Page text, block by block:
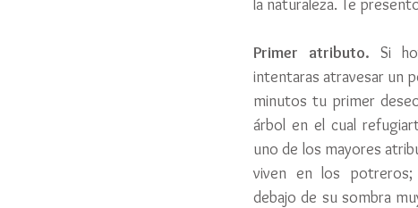
la naturaleza. Te
Primer atributo. Si
intentaras atravesar un
minutos tu primer
árbol en el cual
uno de los mayores
viven en los
debajo de su sombra